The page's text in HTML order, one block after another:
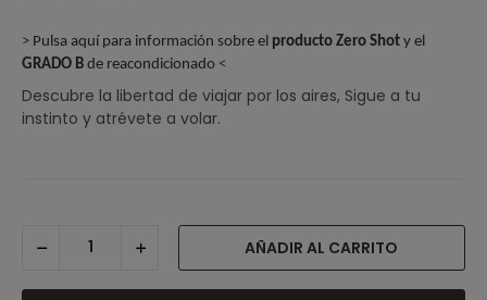
> Pulsa aquí para información sobre el producto Zero Shot y el
GRADO B de reacondicionado <
Descubre la libertad de viajar por los aires, Sigue a tu
instinto y atrévete a volar.
AÑADIR AL CARRITO